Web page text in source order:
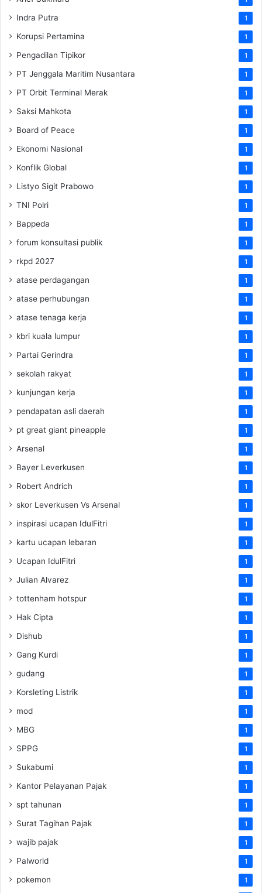
Indra Putra 1
Korupsi Pertamina 1
Pengadilan Tipikor 1
PT Jenggala Maritim Nusantara 1
PT Orbit Terminal Merak 1
Saksi Mahkota 1
Board of Peace 1
Ekonomi Nasional 1
Konflik Global 1
Listyo Sigit Prabowo 1
TNI Polri 1
Bappeda 1
forum konsultasi publik 1
rkpd 2027 1
atase perdagangan 1
atase perhubungan 1
atase tenaga kerja 1
kbri kuala lumpur 1
Partai Gerindra 1
sekolah rakyat 1
kunjungan kerja 1
pendapatan asli daerah 1
pt great giant pineapple 1
Arsenal 1
Bayer Leverkusen 1
Robert Andrich 1
skor Leverkusen Vs Arsenal 1
inspirasi ucapan IdulFitri 1
kartu ucapan lebaran 1
Ucapan IdulFitri 1
Julian Alvarez 1
tottenham hotspur 1
Hak Cipta 1
Dishub 1
Gang Kurdi 1
gudang 1
Korsleting Listrik 1
mod 1
MBG 1
SPPG 1
Sukabumi 1
Kantor Pelayanan Pajak 1
spt tahunan 1
Surat Tagihan Pajak 1
wajib pajak 1
Palworld 1
pokemon 1